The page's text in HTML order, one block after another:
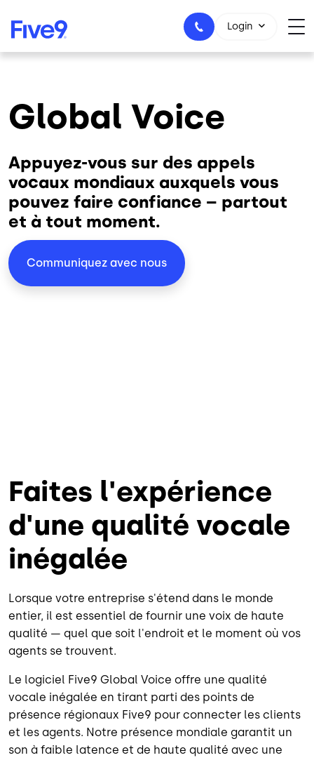
1-800-553-8159
Login
Global Voice
Appuyez-vous sur des appels
vocaux mondiaux auxquels vous
pouvez faire confiance – partout
et à tout moment.
Communiquez avec nous
Faites l'expérience
d'une qualité vocale
inégalée
Lorsque votre entreprise s'étend dans le monde
entier, il est essentiel de fournir une voix de haute
qualité — quel que soit l'endroit et le moment où vos
agents se trouvent.
Le logiciel Five9 Global Voice offre une qualité
vocale inégalée en tirant parti des points de
présence régionaux Five9 pour connecter les clients
et les agents. Notre présence mondiale garantit un
son à faible latence et de haute qualité avec une